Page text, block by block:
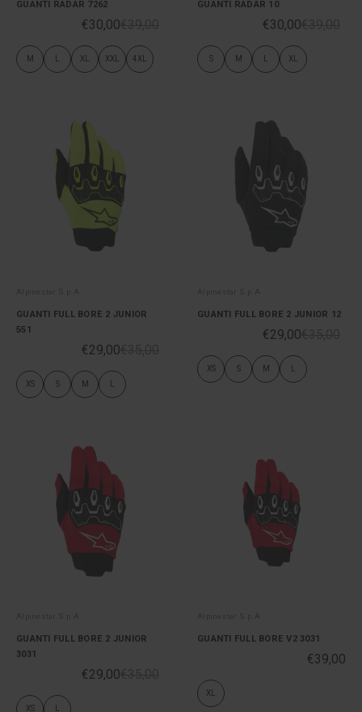
GUANTI RADAR 7262
€30,00
M L XL XXL 4XL
GUANTI RADAR 10
€30,00
S M L XL
GUANTI FULL BORE 2 JUNIOR
551
€29,00
XS S M
GUANTI FULL BORE 2 JUNIOR 12
€29,00
XS S M
GUANTI FULL BORE 2 JUNIOR
3031
€29,00
XS
GUANTI FULL BORE V2 3031
€39,00
XL